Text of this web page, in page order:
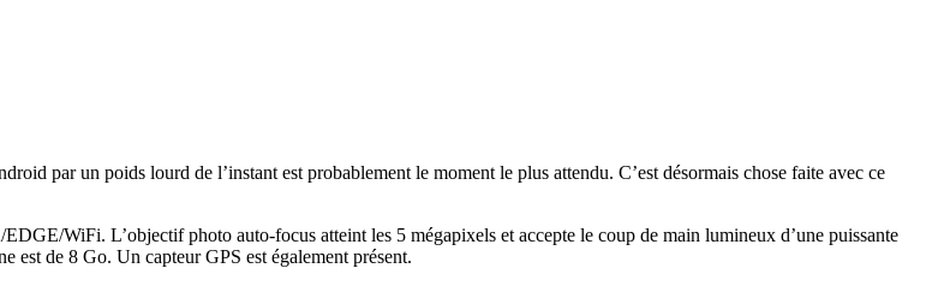
par un poids lourd de l’instant est probablement le moment le plus attendu. C’est désormais chose faite avec ce
WiFi. L’objectif photo auto-focus atteint les 5 mégapixels et accepte le coup de main lumineux d’une puissante
de 8 Go. Un capteur GPS est également présent.